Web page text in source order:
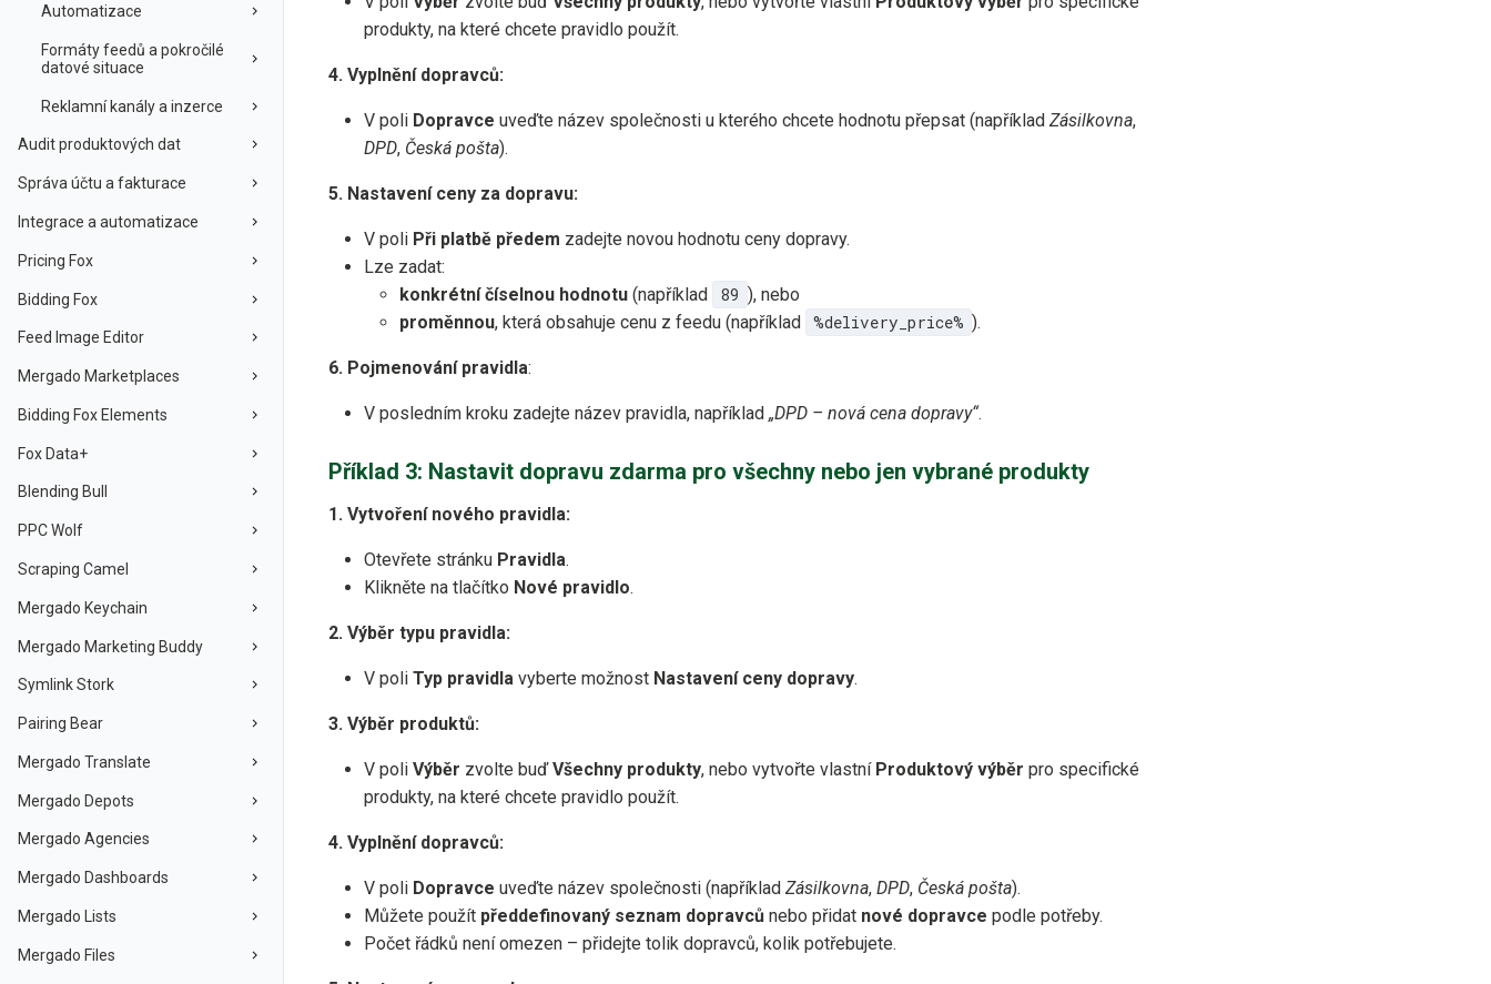
Automatizace
Formáty feedů a pokročilé
datové situace
Reklamní kanály a inzerce
Audit produktových dat
Správa účtu a fakturace
Integrace a automatizace
Pricing Fox
Bidding Fox
Feed Image Editor
Mergado Marketplaces
Bidding Fox Elements
Fox Data+
Blending Bull
PPC Wolf
Scraping Camel
Mergado Keychain
Mergado Marketing Buddy
Symlink Stork
Pairing Bear
Mergado Translate
Mergado Depots
Mergado Agencies
Mergado Dashboards
Mergado Lists
Mergado Files
produkty, na které chcete pravidlo použít.
4. Vyplnění dopravců:
V poli Dopravce uveďte název společnosti u kterého chcete hodnotu přepsat (například Zásilkovna,
DPD, Česká pošta).
5. Nastavení ceny za dopravu:
V poli Při platbě předem zadejte novou hodnotu ceny dopravy.
Lze zadat:
konkrétní číselnou hodnotu (například 89 ), nebo
proměnnou, která obsahuje cenu z feedu (například %delivery_price% ).
6. Pojmenování pravidla:
V posledním kroku zadejte název pravidla, například „DPD – nová cena dopravy“.
Příklad 3: Nastavit dopravu zdarma pro všechny nebo jen vybrané produkty
1. Vytvoření nového pravidla:
Otevřete stránku Pravidla.
Klikněte na tlačítko Nové pravidlo.
2. Výběr typu pravidla:
V poli Typ pravidla vyberte možnost Nastavení ceny dopravy.
3. Výběr produktů:
V poli Výběr zvolte buďVšechny produkty, nebo vytvořte vlastní Produktový výběr pro specifické
produkty, na které chcete pravidlo použít.
4. Vyplnění dopravců:
V poli Dopravce uveďte název společnosti (například Zásilkovna, DPD, Česká pošta).
Můžete použít předdefinovaný seznam dopravců nebo přidat nové dopravce podle potřeby.
Počet řádků není omezen – přidejte tolik dopravců, kolik potřebujete.